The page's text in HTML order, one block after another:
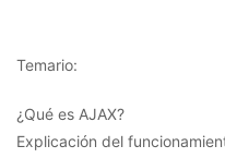
Temario:
¿Qué es AJAX?
Explicación del